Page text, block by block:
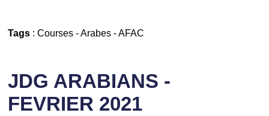
Tags: Courses-Arabes-AFAC
JDG ARABIANS -
FEVRIER 2021